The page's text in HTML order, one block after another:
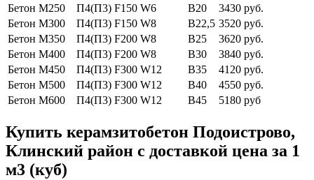
Бетон М250
П4(П3) F150 W6 В20
3430 руб.
Бетон М300
П4(П3) F150 W8 В22,5 3520 руб.
Бетон М350
П4(П3) F200 W8 В25
3620 руб.
Бетон М400
П4(П3) F200 W8 В30
3840 руб.
Бетон М450
П4(П3) F300 W12 В35
4120 руб.
Бетон М500
П4(П3) F300 W12 В40
4550 руб.
Бетон М600
П4(П3) F300 W12 В45 5180 руб
Купить керамзитобетон Подоистрово,
Клинский район с доставкой цена за 1
м3 (куб)